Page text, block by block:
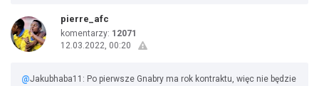
pierre_afc
komentarzy: 12071
12.03.2022, 00:20
@Jakubhaba11: Po pierwsze Gnabry ma rok kontraktu, więc nie będzie